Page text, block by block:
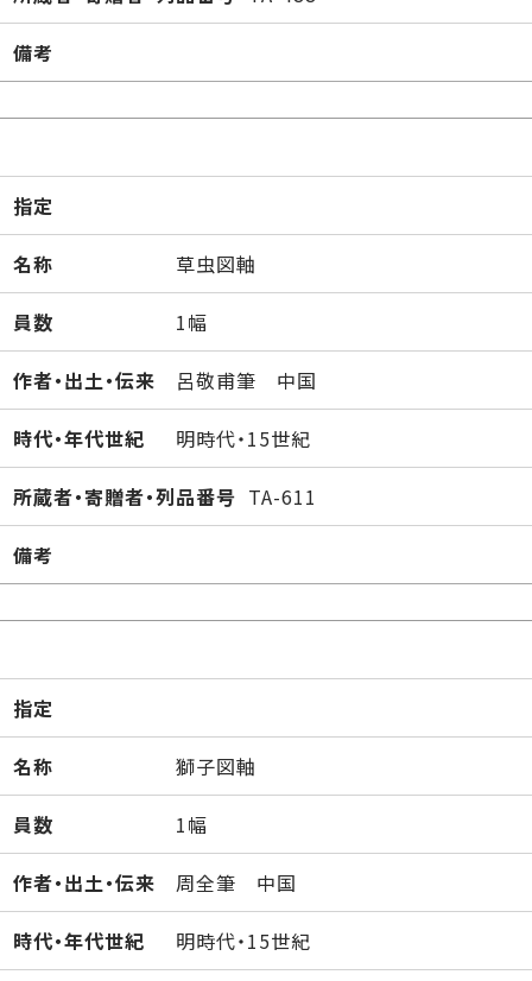
備考
指定
名称 草虫図軸
員数 1幅
作者・出土・伝来 呂敬甫筆 中国
時代・年代世紀 明時代・15世紀
所蔵者・寄贈者・列品番号 TA-611
備考
指定
名称 獅子図軸
員数 1幅
作者・出土・伝来 周全筆 中国
時代・年代世紀 明時代・15世紀